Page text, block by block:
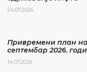
24.07.2026.
Привремени план
септембар 2026.
14.07.2026.